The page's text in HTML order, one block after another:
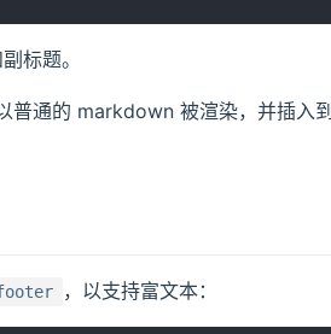
标题。
普通的 markdown 被渲染，并插入到
，以支持富文本：